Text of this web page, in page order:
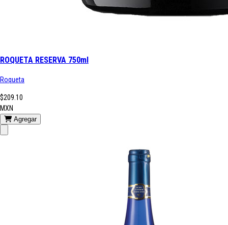
ROQUETA RESERVA 750ml
Roqueta
$209.10
MXN
Agregar